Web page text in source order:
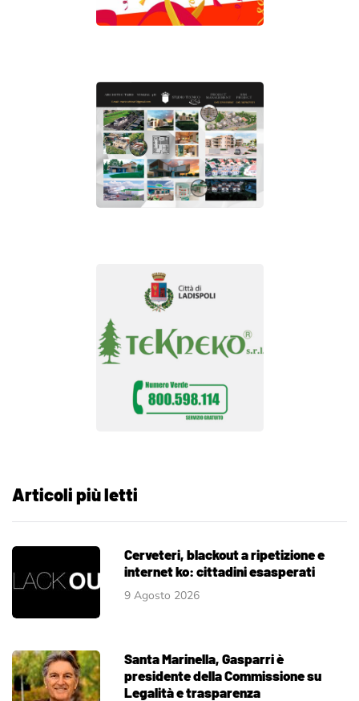
Articoli più letti
Cerveteri, blackout a ripetizione e
internet ko: cittadini esasperati
9 Agosto 2026
Santa Marinella, Gasparri è
presidente della Commissione su
Legalità e trasparenza